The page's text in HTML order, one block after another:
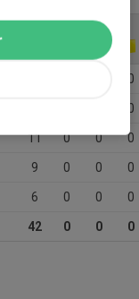
0
0
11 0 0 0
9 0 0 0
6 0 0 0
42 0 0 0